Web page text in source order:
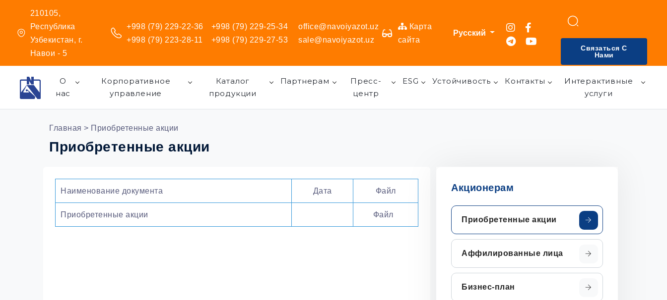
210105,
Республика
Узбекистан, г.
Навои - 5
+998 (79) 229-22-36
+998 (79) 223-28-11
+998 (79) 229-25-34
+998 (79) 229-27-53
office@navoiyazot.uz
sale@navoiyazot.uz
Карта
сайта
Русский
Связаться С
Нами
О
нас
Корпоративное
управление
Каталог
продукции
Партнерам
Пресс-
центр
ESG Устойчивость Контакты
Интерактивные
услуги
Главная > Приобретенные акции
Приобретенные акции
Наименование​ документа Дата Файл
Приобретенные акции Файл
Акционерам
Приобретенные акции
Аффилированные лица
Бизнес-план